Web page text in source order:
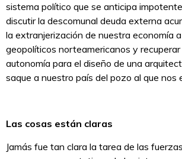
sistema político que se anticipa
discutir la descomunal deuda externa
la extranjerización de nuestra economía
geopolíticos norteamericanos y
autonomía para el diseño de una
saque a nuestro país del pozo al que nos
Las cosas están claras
Jamás fue tan clara la tarea de las